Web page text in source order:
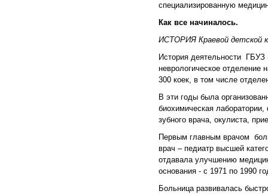
специализированную
Как все начиналось.
ИСТОРИЯ Краевой детской
История деятельности
неврологическое отделение
300 коек, в том числе
В эти годы была
биохимическая лаборатории,
зубного врача, окулиста,
Первым главным врачом
врач – педиатр высшей
отдавала улучшению
основания - с 1971 по 1990
Больница развивалась